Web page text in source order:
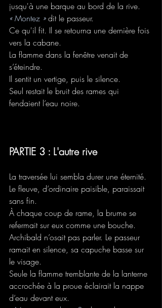
jusqu'à une barque au bord de la rive.
« Montez » dit le passeur.
Ce qu'il fit. Il se retourna une dernière fois
vers la cabane.
La flamme dans la fenêtre venait de
s’éteindre.
Il sentit un vertige, puis le silence.
Seul restait le bruit des rames qui
fendaient l’eau noire.
PARTIE 3 : L'autre rive
La traversée lui sembla durer une éternité.
Le fleuve, d’ordinaire paisible, paraissait
sans fin.
À chaque coup de rame, la brume se
refermait sur eux comme une bouche.
Archibald n’osait pas parler. Le passeur
ramait en silence, sa capuche basse sur
le visage.
Seule la flamme tremblante de la lanterne
accrochée à la proue éclairait la nappe
d’eau devant eux.